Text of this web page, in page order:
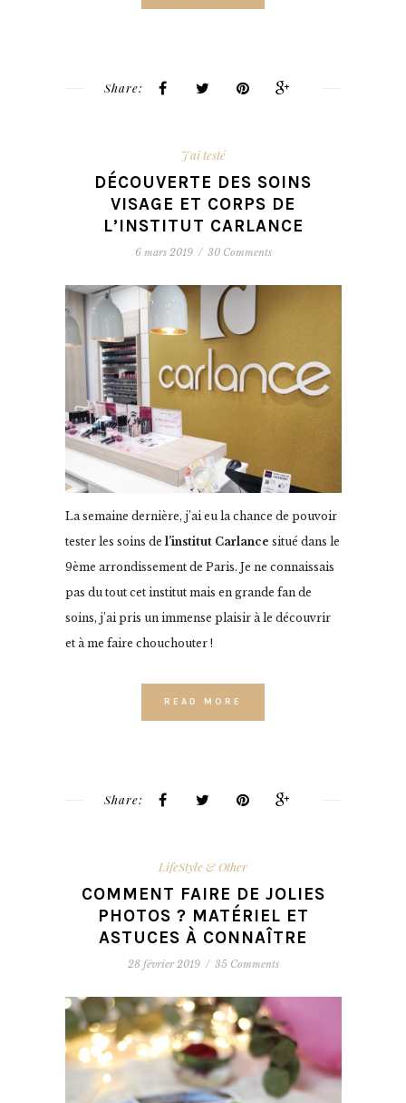
Share:
J'ai testé
DÉCOUVERTE DES SOINS
VISAGE ET CORPS DE
L’INSTITUT CARLANCE
6 mars 2019 / 30 Comments
La semaine dernière, j’ai eu la chance de pouvoir
tester les soins de l’institut Carlance situé dans le
9ème arrondissement de Paris. Je ne connaissais
pas du tout cet institut mais en grande fan de
soins, j’ai pris un immense plaisir à le découvrir
et à me faire chouchouter !
READ MORE
Share:
LifeStyle & Other
COMMENT FAIRE DE JOLIES
PHOTOS ? MATÉRIEL ET
ASTUCES À CONNAÎTRE
28 février 2019 / 35 Comments